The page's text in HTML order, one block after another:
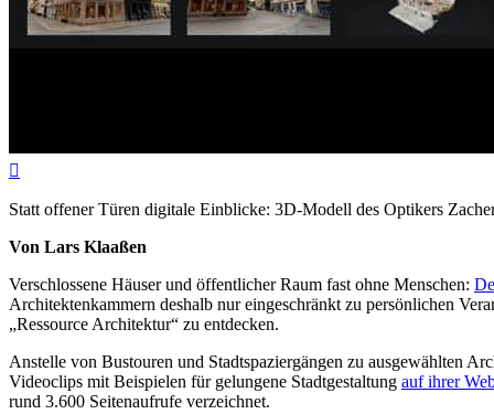

Statt offener Türen digitale Einblicke: 3D-Modell des Optikers
Von Lars Klaaßen
Verschlossene Häuser und öffentlicher Raum fast ohne Menschen:
Architektenkammern deshalb nur eingeschränkt zu persönlichen
„Ressource Architektur“ zu entdecken.
Anstelle von Bustouren und Stadtspaziergängen zu ausgewählten
Videoclips mit Beispielen für gelungene Stadtgestaltung auf ihrer
rund 3.600 Seitenaufrufe verzeichnet.